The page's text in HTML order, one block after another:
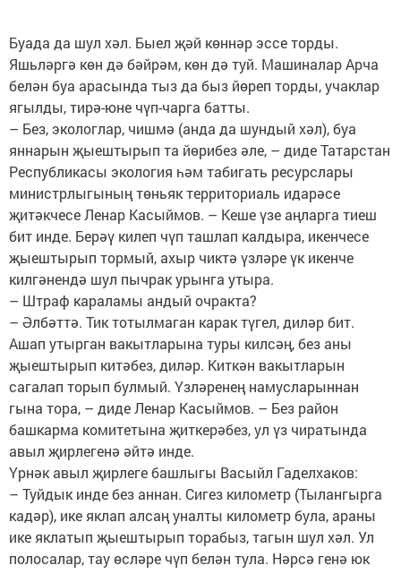
Буада да шул хәл. Быел җәй көннәр эссе торды.
Яшьләргә көн дә бәйрәм, көн дә туй. Машиналар Арча
белән буа арасында тыз да быз йөреп торды, учаклар
ягылды, тирә-юне чүп-чарга батты.
– Без, экологлар, чишмә (анда да шундый хәл), буа
яннарын җыештырып та йөрибез әле, – диде Татарстан
Республикасы экология һәм табигать ресурслары
министрлыгының төньяк территориаль идарәсе
җитәкчесе Ленар Касыймов. – Кеше үзе аңларга тиеш
бит инде. Берәү килеп чүп ташлап калдыра, икенчесе
җыештырып тормый, ахыр чиктә үзләре үк икенче
килгәнендә шул пычрак урынга утыра.
– Штраф караламы андый очракта?
– Әлбәттә. Тик тотылмаган карак түгел, диләр бит.
Ашап утырган вакытларына туры килсәң, без аны
җыештырып китәбез, диләр. Киткән вакытларын
сагалап торып булмый. Үзләренең намусларыннан
гына тора, – диде Ленар Касыймов. – Без район
башкарма комитетына җиткерәбез, ул үз чиратында
авыл җирлегенә әйтә инде.
Үрнәк авыл җирлеге башлыгы Васыйл Гаделхаков:
– Туйдык инде без аннан. Сигез километр (Тылангырга
кадәр), ике яклап алсаң уналты километр була, араны
ике яклатып җыештырып торабыз, тагын шул хәл. Ул
полосалар, тау өсләре чүп белән тула. Нәрсә генә юк